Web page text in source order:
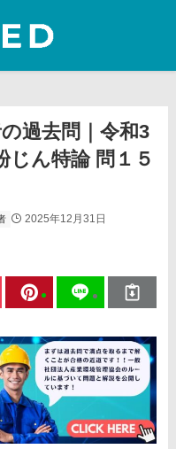
過去問｜令和3
じん特論 問１５
2025年12月31日